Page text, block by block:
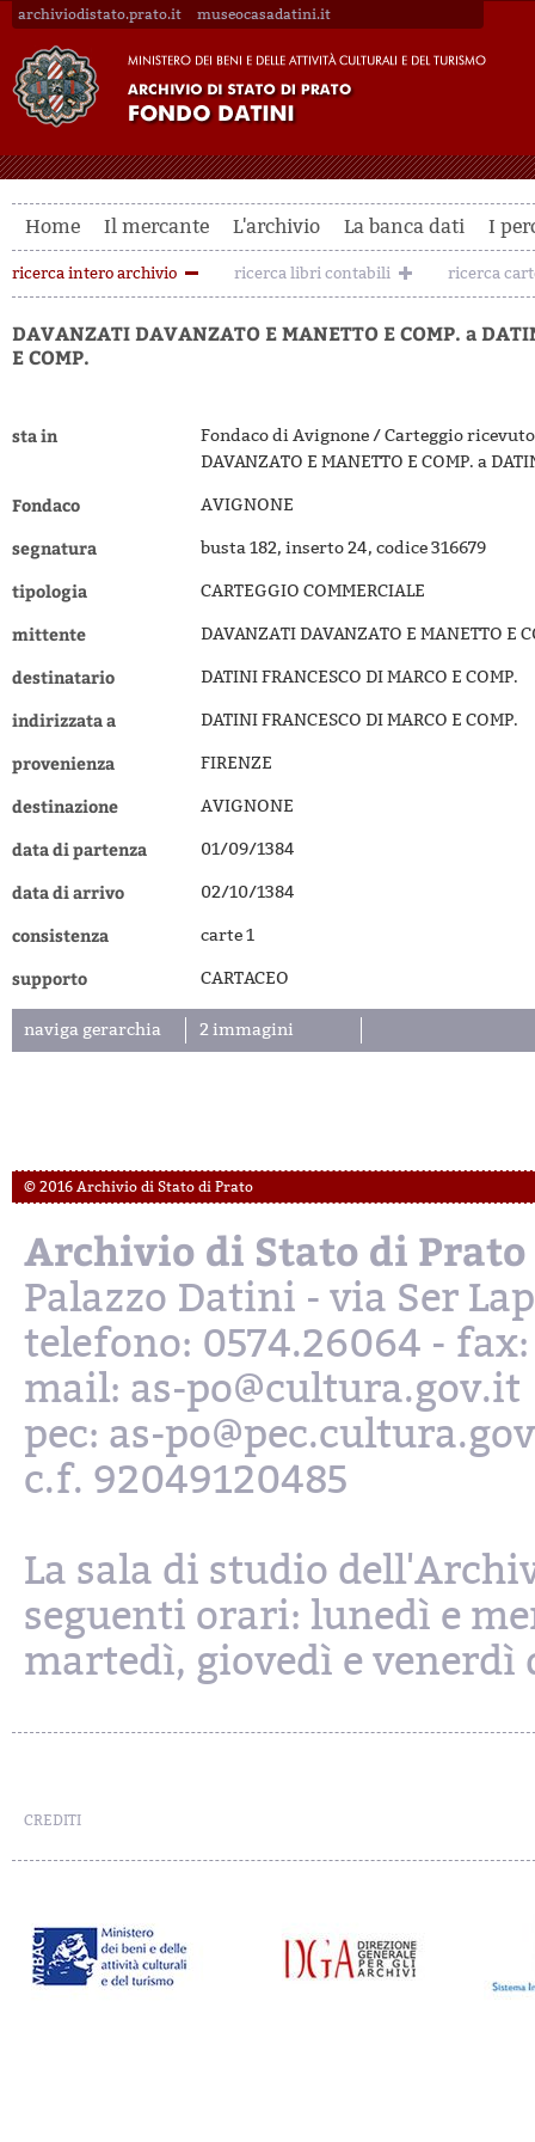
archiviodistato.prato.it museocasadatini.it
Home Il mercante L'archivio La banca dati I
ricerca intero archivio ricerca libri contabili ricerca
DAVANZATI DAVANZATO E MANETTO E COMP. a
E COMP.
sta in
Fondaco di Avignone / Carteggio
DAVANZATO E MANETTO E COMP. a
Fondaco AVIGNONE
segnatura busta 182, inserto 24, codice 316679
tipologia CARTEGGIO COMMERCIALE
mittente DAVANZATI DAVANZATO E MANETTO E
destinatario DATINI FRANCESCO DI MARCO E COMP.
indirizzata a DATINI FRANCESCO DI MARCO E COMP.
provenienza FIRENZE
destinazione AVIGNONE
data di partenza 01/09/1384
data di arrivo 02/10/1384
consistenza carte 1
supporto CARTACEO
naviga gerarchia 2 immagini
© 2016 Archivio di Stato di Prato
Archivio di Stato di Prato
Palazzo Datini - via Ser
telefono: 0574.26064 - fax:
mail: as-po@cultura.gov.it
pec: as-
c.f. 92049120485
La sala di studio
seguenti orari: lunedì e
martedì, giovedì e venerdì
CREDITI